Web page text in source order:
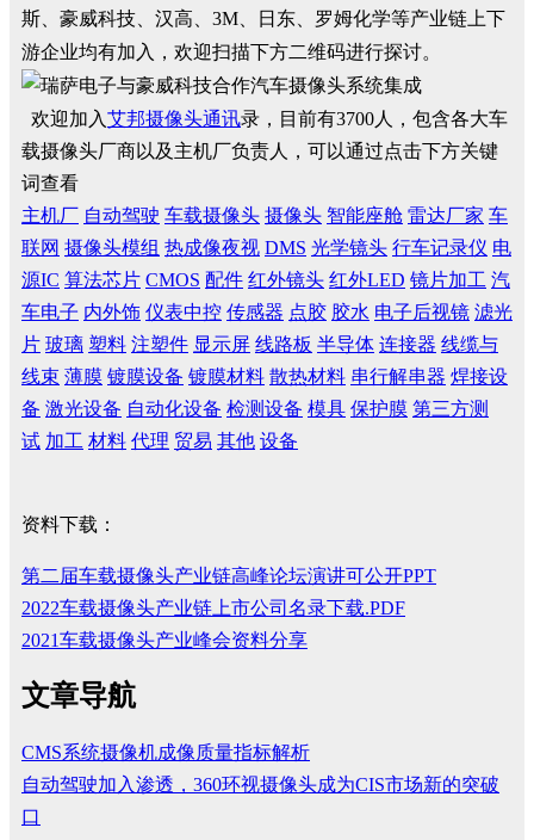
斯、豪威科技、汉高、3M、日东、罗姆化学等产业链上下
游企业均有加入，欢迎扫描下方二维码进行探讨。
欢迎加入艾邦摄像头通讯录，目前有3700人，包含各大车
载摄像头厂商以及主机厂负责人，可以通过点击下方关键
词查看
主机厂 自动驾驶 车载摄像头 摄像头 智能座舱 雷达厂家 车
联网 摄像头模组 热成像夜视 DMS 光学镜头 行车记录仪 电
源IC 算法芯片 CMOS 配件 红外镜头 红外LED 镜片加工 汽
车电子 内外饰 仪表中控 传感器 点胶 胶水 电子后视镜 滤光
片 玻璃 塑料 注塑件 显示屏 线路板 半导体 连接器 线缆与
线束 薄膜 镀膜设备 镀膜材料 散热材料 串行解串器 焊接设
备 激光设备 自动化设备 检测设备 模具 保护膜 第三方测
试 加工 材料 代理 贸易 其他 设备
资料下载：
第二届车载摄像头产业链高峰论坛演讲可公开PPT
2022车载摄像头产业链上市公司名录下载.PDF
2021车载摄像头产业峰会资料分享
文章导航
CMS系统摄像机成像质量指标解析
自动驾驶加入渗透，360环视摄像头成为CIS市场新的突破
口